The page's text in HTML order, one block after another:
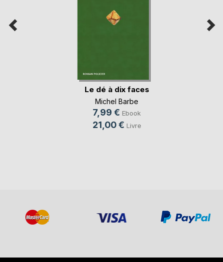
Le dé à dix faces
Michel Barbe
7,99 € Ebook
21,00 € Livre